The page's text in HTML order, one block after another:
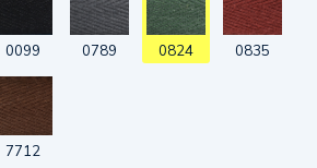
0099 0789 0824 0835
7712